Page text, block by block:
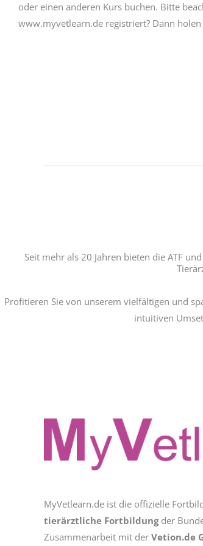
oder einen anderen Kurs buchen. Bitte
www.myvetlearn.de registriert? Dann holen
Seit mehr als 20 Jahren bieten die ATF
Profitieren Sie von unserem vielfältigen und
intuitiven
MyVetlearn.de ist die offizielle
tierärztliche Fortbildungder
Zusammenarbeit mit der Vetion.de